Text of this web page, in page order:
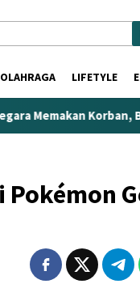
OLAHRAGA LIFETYLE
Korban, Bocah 12